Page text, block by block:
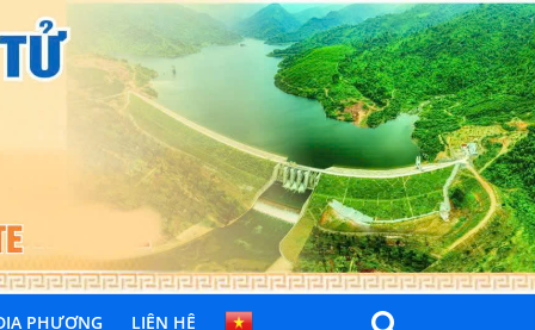
PHƯƠNG LIÊN HỆ